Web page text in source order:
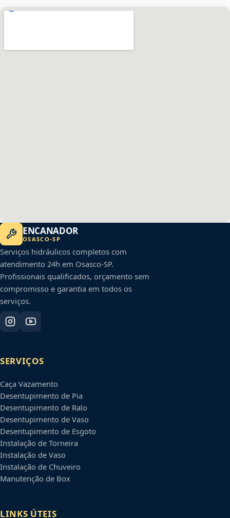
ENCANADOR
OSASCO-SP
Serviços hidráulicos completos com
atendimento 24h em Osasco-SP.
Profissionais qualificados, orçamento sem
compromisso e garantia em todos os
serviços.
SERVIÇOS
Caça Vazamento
Desentupimento de Pia
Desentupimento de Ralo
Desentupimento de Vaso
Desentupimento de Esgoto
Instalação de Torneira
Instalação de Vaso
Instalação de Chuveiro
Manutenção de Box
LINKS ÚTEIS